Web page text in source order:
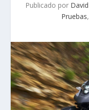
Publicado por
Pruebas,